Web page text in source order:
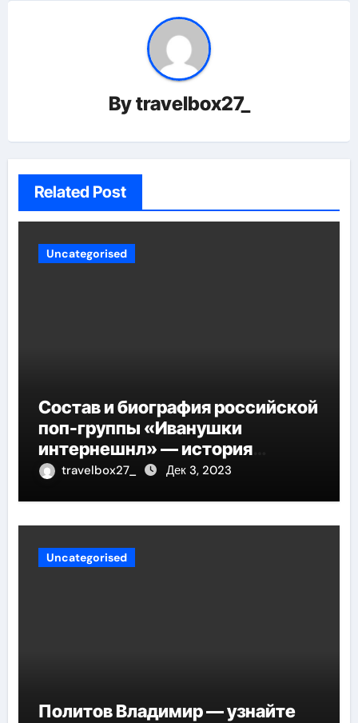
Bytravelbox27_
Related Post
Uncategorised
Состав и биография российской
поп-группы «Иванушки
интернешнл» — история
успеха, музыка и судьбы
travelbox27_ Дек 3, 2023
Uncategorised
Политов Владимир — узнайте